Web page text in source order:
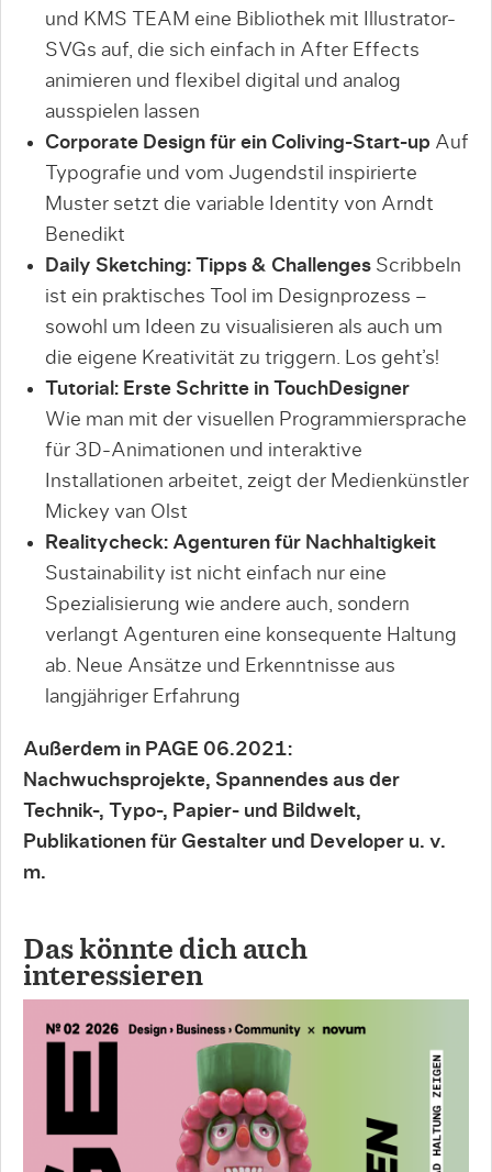
und KMS TEAM eine Bibliothek mit Illustrator-
SVGs auf, die sich einfach in After Effects
animieren und flexibel digital und analog
ausspielen lassen
Corporate Design für ein Coliving-Start-up Auf
Typografie und vom Jugendstil inspirierte
Muster setzt die variable Identity von Arndt
Benedikt
Daily Sketching: Tipps & Challenges Scribbeln
ist ein praktisches Tool im Designprozess –
sowohl um Ideen zu visualisieren als auch um
die eigene Kreativität zu triggern. Los geht’s!
Tutorial: Erste Schritte in TouchDesigner
Wie man mit der visuellen Programmiersprache
für 3D-Animationen und interaktive
Installationen arbeitet, zeigt der Medienkünstler
Mickey van Olst
Realitycheck: Agenturen für Nachhaltigkeit
Sustainability ist nicht einfach nur eine
Spezialisierung wie andere auch, sondern
verlangt Agenturen eine konsequente Haltung
ab. Neue Ansätze und Erkenntnisse aus
langjähriger Erfahrung
Außerdem in PAGE 06.2021:
Nachwuchsprojekte, Spannendes aus der
Technik-, Typo-, Papier- und Bildwelt,
Publikationen für Gestalter und Developer u. v.
m.
Das könnte dich auch
interessieren